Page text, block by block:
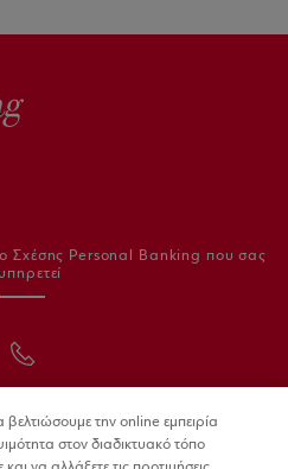
Σχέσης Personal Banking που σας
την online εμπειρία
στον διαδικτυακό τόπο